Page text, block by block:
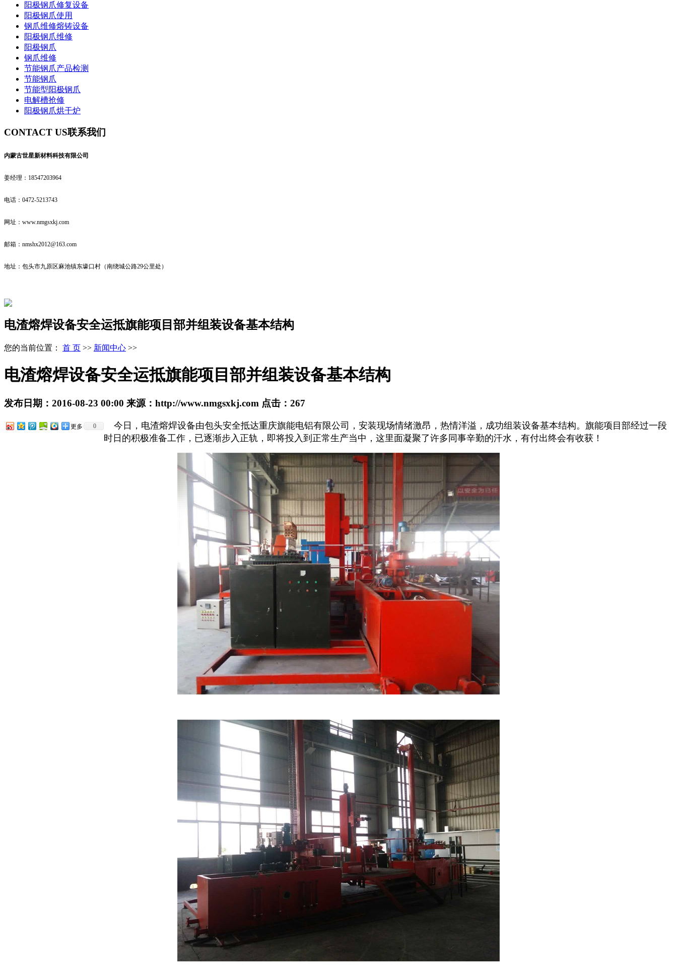
阳极钢爪修复设备
阳极钢爪使用
钢爪维修熔铸设备
阳极钢爪维修
阳极钢爪
钢爪维修
节能钢爪产品检测
节能钢爪
节能型阳极钢爪
电解槽抢修
阳极钢爪烘干炉
CONTACT US联系我们
内蒙古世星新材料科技有限公司
姜经理：18547203964
电话：0472-5213743
网址：www.nmgsxkj.com
邮箱：nmshx2012@163.com
地址：包头市九原区麻池镇东壕口村（南绕城公路29公里处）
电渣熔焊设备安全运抵旗能项目部并组装设备基本结构
您的当前位置： 首 页 >> 新闻中心 >>
电渣熔焊设备安全运抵旗能项目部并组装设备基本结构
发布日期： 2016-08-23 00:00 来源： http://www.nmgsxkj.com 点击： 267
更多 0
今日，电渣熔焊设备由包头安全抵达重庆旗能电铝有限公司，安装现场情绪激昂，热情洋溢，成功组装设备基本结构。旗能项目部经过一段
时日的积极准备工作，已逐渐步入正轨，即将投入到正常生产当中，这里面凝聚了许多同事辛勤的汗水，有付出终会有收获！